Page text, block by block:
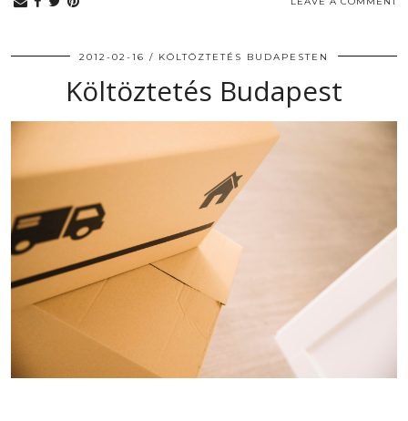
2012-02-16 KÖLTÖZTETÉS BUDAPESTEN
Költöztetés Budapest